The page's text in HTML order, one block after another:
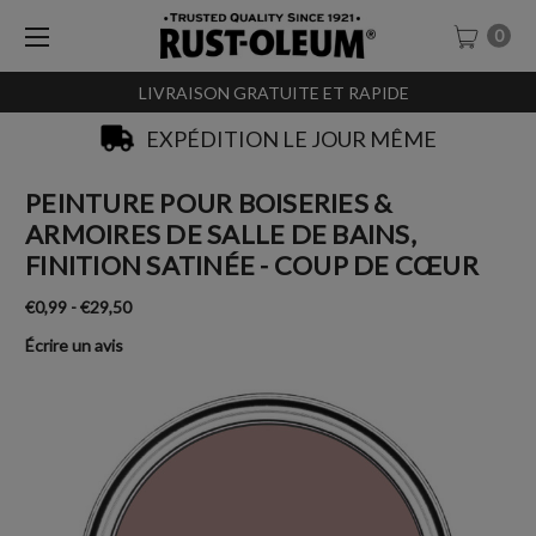
LIVRAISON GRATUITE ET RAPIDE
0
SACHET-TESTEURS À 0,99€
PEINTURE POUR BOISERIES &
ARMOIRES DE SALLE DE BAINS,
FINITION SATINÉE - COUP DE CŒUR
€0,99 - €29,50
Écrire un avis